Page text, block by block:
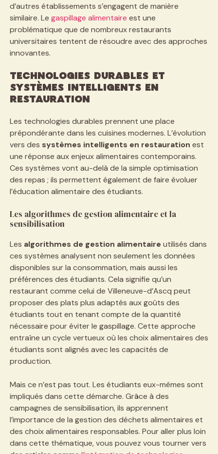
d’autres établissements s’engagent de manière
similaire. Le gaspillage alimentaire est une
problématique que de nombreux restaurants
universitaires tentent de résoudre avec des approches
innovantes.
Technologies durables et
systèmes intelligents en
restauration
Les technologies durables prennent une place
prépondérante dans les cuisines modernes. L’évolution
vers des systèmes intelligents en restauration est
une réponse aux enjeux alimentaires contemporains.
Ces systèmes vont au-delà de la simple optimisation
des repas ; ils permettent également de faire évoluer
l’éducation alimentaire des étudiants.
Les algorithmes de gestion alimentaire et la
sensibilisation
Les algorithmes de gestion alimentaire utilisés dans
ces systèmes analysent non seulement les données
disponibles sur la consommation, mais aussi les
préférences des étudiants. Cela signifie qu’un
restaurant comme celui de Villeneuve-d’Ascq peut
proposer des plats plus adaptés aux goûts des
étudiants tout en tenant compte de la quantité
nécessaire pour éviter le gaspillage. Cette approche
entraîne un cycle vertueux où les choix alimentaires des
étudiants sont alignés avec les capacités de
production.
Mais ce n’est pas tout. Les étudiants eux-mêmes sont
impliqués dans cette démarche. Grâce à des
campagnes de sensibilisation, ils apprennent
l’importance de la gestion des déchets alimentaires et
des choix alimentaires responsables. Pour aller plus loin
dans cette thématique, vous pouvez vous tourner vers